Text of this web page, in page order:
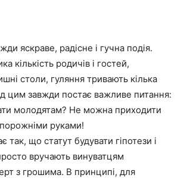
яскраве, радісне і гучна подія.
кількість родичів і гостей,
столи, гуляння тривають кілька
цим завжди постає важливе питання:
молодятам? Не можна приходити
порожніми руками!
так, що статут будувати гіпотези і
вручають винуватцям
з грошима. В принципі, для